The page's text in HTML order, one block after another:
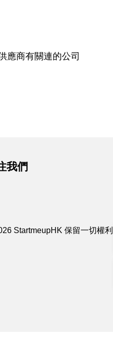
應商有關連的公司
我們
StartmeupHK 保留一切權利